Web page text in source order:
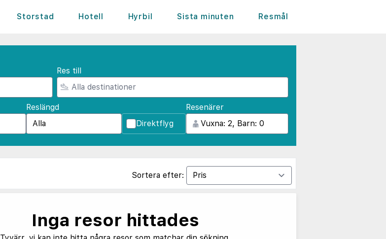
Storstad Hotell Hyrbil Sista minuten Resmål
Res till
Reslängd
Direktflyg
Resenärer
Sortera efter:
Inga resor hittades